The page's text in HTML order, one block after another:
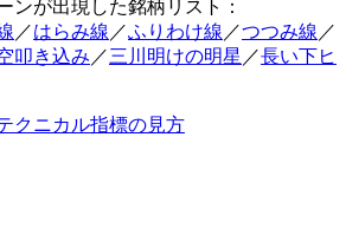
ンが出現した銘柄リスト：
／はらみ線 ／ふりわけ線 ／つつみ線 ／
叩き込み ／三川明けの明星 ／長い下ヒ
クニカル指標の見方